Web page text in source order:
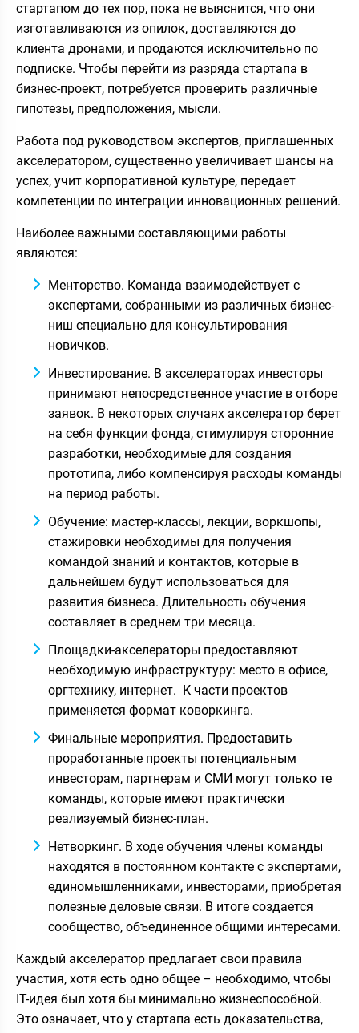
стартапом до тех пор, пока не выяснится, что они
изготавливаются из опилок, доставляются до
клиента дронами, и продаются исключительно по
подписке. Чтобы перейти из разряда стартапа в
бизнес-проект, потребуется проверить различные
гипотезы, предположения, мысли.
Работа под руководством экспертов, приглашенных
акселератором, существенно увеличивает шансы на
успех, учит корпоративной культуре, передает
компетенции по интеграции инновационных решений.
Наиболее важными составляющими работы
являются:
Менторство. Команда взаимодействует с
экспертами, собранными из различных бизнес-
ниш специально для консультирования
новичков.
Инвестирование. В акселераторах инвесторы
принимают непосредственное участие в отборе
заявок. В некоторых случаях акселератор берет
на себя функции фонда, стимулируя сторонние
разработки, необходимые для создания
прототипа, либо компенсируя расходы команды
на период работы.
Обучение: мастер-классы, лекции, воркшопы,
стажировки необходимы для получения
командой знаний и контактов, которые в
дальнейшем будут использоваться для
развития бизнеса. Длительность обучения
составляет в среднем три месяца.
Площадки-акселераторы предоставляют
необходимую инфраструктуру: место в офисе,
оргтехнику, интернет. К части проектов
применяется формат коворкинга.
Финальные мероприятия. Предоставить
проработанные проекты потенциальным
инвесторам, партнерам и СМИ могут только те
команды, которые имеют практически
реализуемый бизнес-план.
Нетворкинг. В ходе обучения члены команды
находятся в постоянном контакте с экспертами,
единомышленниками, инвесторами, приобретая
полезные деловые связи. В итоге создается
сообщество, объединенное общими интересами.
Каждый акселератор предлагает свои правила
участия, хотя есть одно общее – необходимо, чтобы
IT-идея был хотя бы минимально жизнеспособной.
Это означает, что у стартапа есть доказательства,